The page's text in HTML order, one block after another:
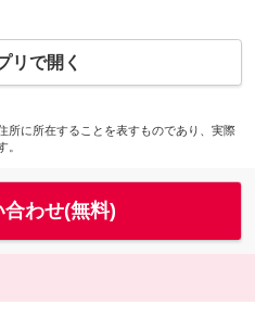
リで開く
に所在することを表すものであり、実際
。
合わせ(無料)